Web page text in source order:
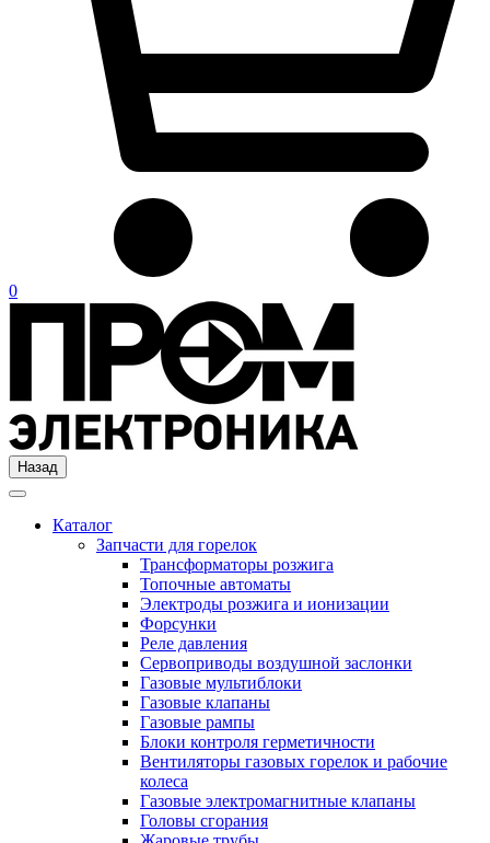
0
Назад
Каталог
Запчасти для горелок
Трансформаторы розжига
Топочные автоматы
Электроды розжига и ионизации
Форсунки
Реле давления
Сервоприводы воздушной заслонки
Газовые мультиблоки
Газовые клапаны
Газовые рампы
Блоки контроля герметичности
Вентиляторы газовых горелок и рабочие
колеса
Газовые электромагнитные клапаны
Головы сгорания